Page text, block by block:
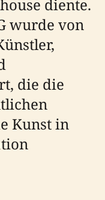
diente.
wurde von
die die
Kunst in